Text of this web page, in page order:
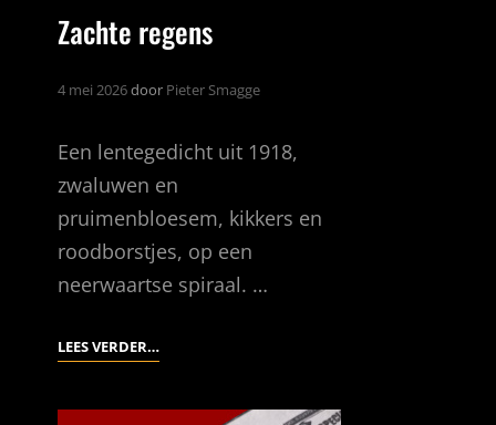
Zachte regens
4 mei 2026door Pieter Smagge
Een lentegedicht uit 1918,
zwaluwen en
pruimenbloesem, kikkers en
roodborstjes, op een
neerwaartse spiraal. …
LEES VERDER…ZACHTE